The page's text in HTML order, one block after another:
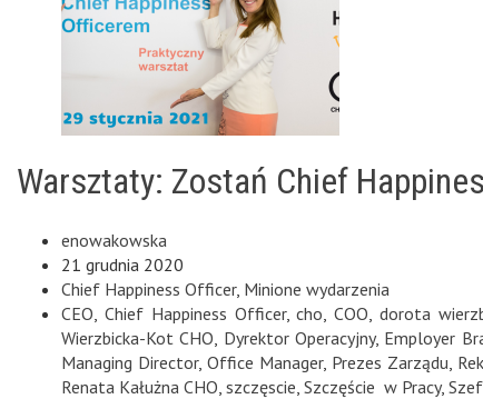
Warsztaty: Zostań Chief
enowakowska
21 grudnia 2020
Chief Happiness Officer, Minione wydarzenia
CEO Chief Happiness Officer,cho ,COO ,dorota
Wierzbicka-Kot CHO Dyrektor Operacyjny, Employer
Managing Director,Office Manager, Prezes Zarządu
Renata Kałużna CHO szczęscie Szczęście w Pracy, Szef